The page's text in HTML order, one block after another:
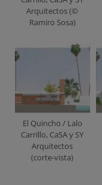
Arquitectos (©
Ramiro Sosa)
El Quincho / Lalo
Carrillo, CaSA y SY
Arquitectos
(corte-vista)